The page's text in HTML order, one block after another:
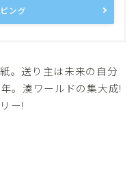
ング
。送り主は未来の自分
。湊ワールドの集大成!
ー!